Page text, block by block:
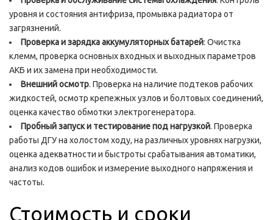
уровня и состояния антифриза, промывка радиатора от
загрязнений.
Проверка и зарядка аккумуляторных батарей: Очистка
клемм, проверка основных входных и выходных параметров
АКБ и их замена при необходимости.
Внешний осмотр. Проверка на наличие подтеков рабочих
жидкостей, осмотр крепежных узлов и болтовых соединений,
оценка качество обмотки электрогенератора.
Пробный запуск и тестирование под нагрузкой. Проверка
работы ДГУ на холостом ходу, на различных уровнях нагрузки,
оценка адекватности и быстроты срабатывания автоматики,
анализ кодов ошибок и измерение выходного напряжения и
частоты.
Стоимость и сроки